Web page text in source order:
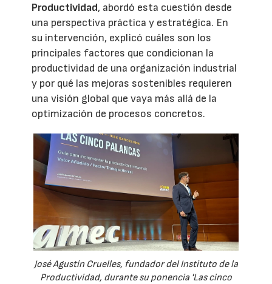
Productividad, abordó esta cuestión desde
una perspectiva práctica y estratégica. En
su intervención, explicó cuáles son los
principales factores que condicionan la
productividad de una organización industrial
y por qué las mejoras sostenibles requieren
una visión global que vaya más allá de la
optimización de procesos concretos.
José Agustín Cruelles, fundador del Instituto de la
Productividad, durante su ponencia 'Las cinco